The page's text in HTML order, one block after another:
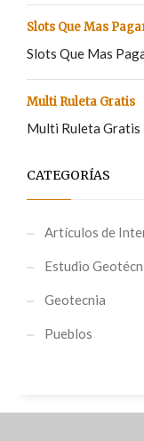
Slots Que Mas
Slots Que Mas
Multi Ruleta Gratis
Multi Ruleta Gratis
CATEGORÍAS
Artículos de
Estudio
Geotecnia
Pueblos